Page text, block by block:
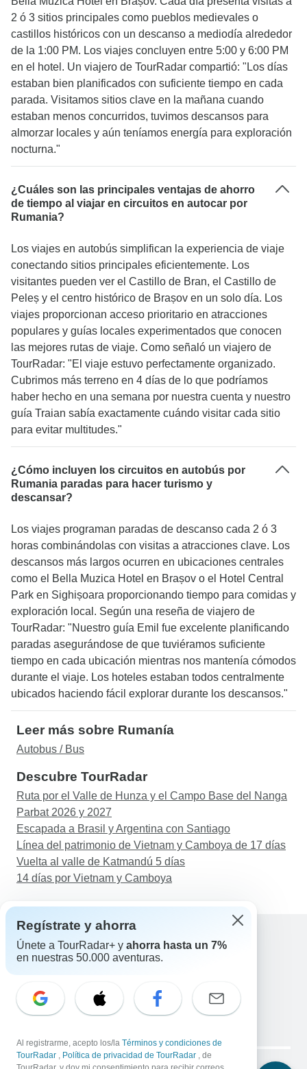
2 ó 3 sitios principales como pueblos medievales o
castillos históricos con un descanso a mediodía alrededor
de la 1:00 PM. Los viajes concluyen entre 5:00 y 6:00 PM
en el hotel. Un viajero de TourRadar compartió: "Los días
estaban bien planificados con suficiente tiempo en cada
parada. Visitamos sitios clave en la mañana cuando
estaban menos concurridos, tuvimos descansos para
almorzar locales y aún teníamos energía para exploración
nocturna."
¿Cuáles son las principales ventajas de ahorro
de tiempo al viajar en circuitos en autocar por
Rumania?
Los viajes en autobús simplifican la experiencia de viaje
conectando sitios principales eficientemente. Los
visitantes pueden ver el Castillo de Bran, el Castillo de
Peleș y el centro histórico de Brașov en un solo día. Los
viajes proporcionan acceso prioritario en atracciones
populares y guías locales experimentados que conocen
las mejores rutas de viaje. Como señaló un viajero de
TourRadar: "El viaje estuvo perfectamente organizado.
Cubrimos más terreno en 4 días de lo que podríamos
haber hecho en una semana por nuestra cuenta y nuestro
guía Traian sabía exactamente cuándo visitar cada sitio
para evitar multitudes."
¿Cómo incluyen los circuitos en autobús por
Rumania paradas para hacer turismo y
descansar?
Los viajes programan paradas de descanso cada 2 ó 3
horas combinándolas con visitas a atracciones clave. Los
descansos más largos ocurren en ubicaciones centrales
como el Bella Muzica Hotel en Brașov o el Hotel Central
Park en Sighișoara proporcionando tiempo para comidas y
exploración local. Según una reseña de viajero de
TourRadar: "Nuestro guía Emil fue excelente planificando
paradas asegurándose de que tuviéramos suficiente
tiempo en cada ubicación mientras nos mantenía cómodos
durante el viaje. Los hoteles estaban todos centralmente
ubicados haciendo fácil explorar durante los descansos."
Leer más sobre Rumanía
Autobus / Bus
Descubre TourRadar
Ruta por el Valle de Hunza y el Campo Base del Nanga
Parbat 2026 y 2027
Escapada a Brasil y Argentina con Santiago
Línea del patrimonio de Vietnam y Camboya de 17 días
Vuelta al valle de Katmandú 5 días
14 días por Vietnam y Camboya
Ayuda
Correo electrónico: support@tourradar.com
Selecciona el idioma
Copyright © TourRadar. Todos los derechos reservados.
Regístrate y ahorra
Únete a TourRadar+ y ahorra hasta un 7%
en nuestras 50.000 aventuras.
Al registrarme, acepto los/la Términos y condiciones de
TourRadar , Política de privacidad de TourRadar , de